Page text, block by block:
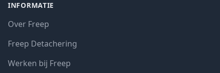
INFORMATIE
Over Freep
Freep Detachering
Werken bij Freep